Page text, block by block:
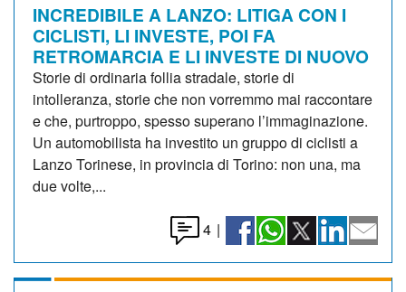
INCREDIBILE A LANZO: LITIGA CON I
CICLISTI, LI INVESTE, POI FA
RETROMARCIA E LI INVESTE DI NUOVO
Storie di ordinaria follia stradale, storie di
intolleranza, storie che non vorremmo mai raccontare
e che, purtroppo, spesso superano l’immaginazione.
Un automobilista ha investito un gruppo di ciclisti a
Lanzo Torinese, in provincia di Torino: non una, ma
due volte,...
4 |